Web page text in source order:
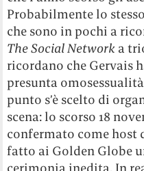
Probabilmente lo
che sono in pochi a
The Social Network a
ricordano che Gervais
presunta
punto s’è scelto di
scena: lo scorso 18
confermato come host
fatto ai Golden Globe